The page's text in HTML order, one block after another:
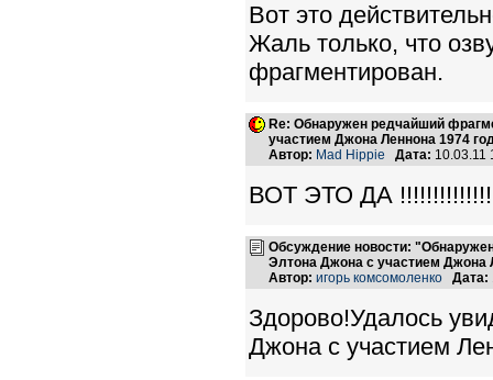
Вот это
Жаль только, что
фрагментирован.
Re: Обнаружен редчайший
участием Джона Леннона 1974
Автор: Mad Hippie Дата:
ВОТ ЭТО ДА
Обсуждение новости:
Элтона Джона с участием Джона
Автор: игорь комсомоленко Дата:
Здорово!Удалось
Джона с участием